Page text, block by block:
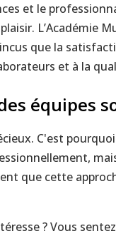
et le
L’Académie
que la
et à la
équipes
C'est
que cette
? Vous